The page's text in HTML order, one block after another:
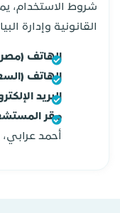
شروط الاستخدام،
القانونية وإدارة
الهاتف
الهاتف
البريد
مقر
أحمد عرابي، بوابة 6، مدينة